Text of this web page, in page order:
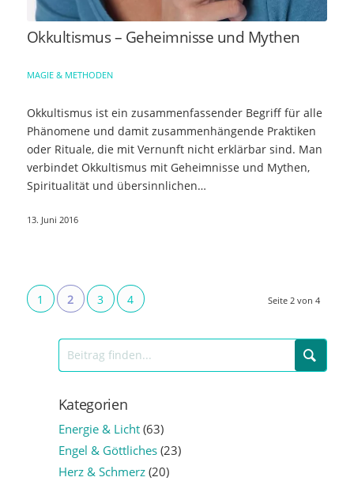
Okkultismus – Geheimnisse und Mythen
MAGIE & METHODEN
Okkultismus ist ein zusammenfassender Begriff für alle
Phänomene und damit zusammenhängende Praktiken
oder Rituale, die mit Vernunft nicht erklärbar sind. Man
verbindet Okkultismus mit Geheimnisse und Mythen,
Spiritualität und übersinnlichen…
13. Juni 2016
Seite 2 von 4
1 2 3 4
Kategorien
Energie & Licht(63)
Engel & Göttliches(23)
Herz & Schmerz(20)